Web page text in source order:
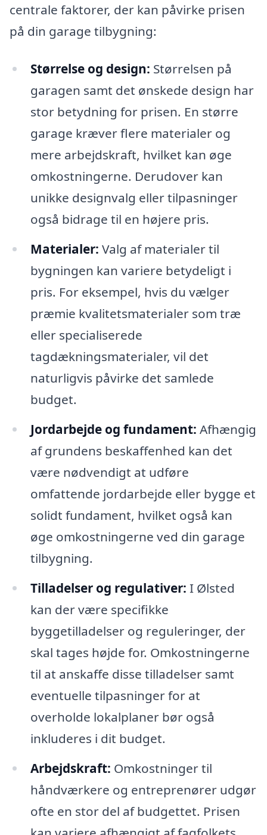
centrale faktorer, der kan påvirke prisen
på din garage tilbygning:
Størrelse og design: Størrelsen på
garagen samt det ønskede design har
stor betydning for prisen. En større
garage kræver flere materialer og
mere arbejdskraft, hvilket kan øge
omkostningerne. Derudover kan
unikke designvalg eller tilpasninger
også bidrage til en højere pris.
Materialer: Valg af materialer til
bygningen kan variere betydeligt i
pris. For eksempel, hvis du vælger
præmie kvalitetsmaterialer som træ
eller specialiserede
tagdækningsmaterialer, vil det
naturligvis påvirke det samlede
budget.
Jordarbejde og fundament: Afhængig
af grundens beskaffenhed kan det
være nødvendigt at udføre
omfattende jordarbejde eller bygge et
solidt fundament, hvilket også kan
øge omkostningerne ved din garage
tilbygning.
Tilladelser og regulativer: I Ølsted
kan der være specifikke
byggetilladelser og reguleringer, der
skal tages højde for. Omkostningerne
til at anskaffe disse tilladelser samt
eventuelle tilpasninger for at
overholde lokalplaner bør også
inkluderes i dit budget.
Arbejdskraft: Omkostninger til
håndværkere og entreprenører udgør
ofte en stor del af budgettet. Prisen